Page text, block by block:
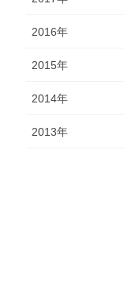
2016年
2015年
2014年
2013年